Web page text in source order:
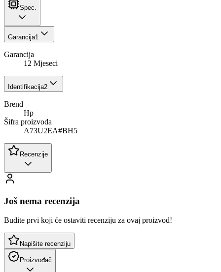
Spec.
Garancija1
Garancija
12 Mjeseci
Identifikacija2
Brend
Hp
Šifra proizvoda
A73U2EA#BH5
Recenzije
Još nema recenzija
Budite prvi koji će ostaviti recenziju za ovaj proizvod!
Napišite recenziju
Proizvođač